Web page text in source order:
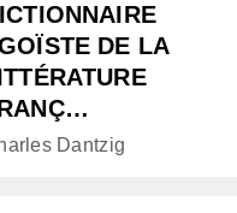
DE LA
Dantzig